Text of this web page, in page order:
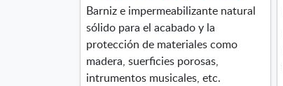
Barniz e impermeabilizante natural
sólido para el acabado y la
protección de materiales como
madera, suerficies porosas,
intrumentos musicales, etc.